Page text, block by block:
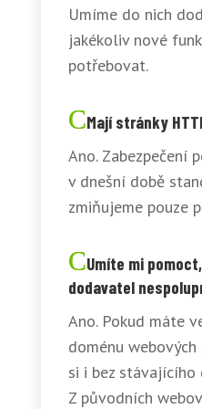
Umíme do nich
jakékoliv nové
potřebovat.
Mají stránky
Ano. Zabezpečení
v dnešní době
zmiňujeme pouze
Umíte mi
dodavatel
Ano. Pokud máte
doménu
si i bez stávajícího
Z původních